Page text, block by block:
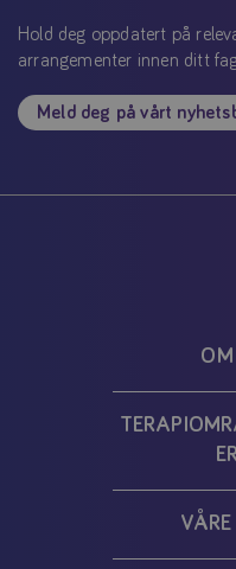
Hold deg oppdatert på
arrangementer innen ditt
Meld deg på vårt
VÅRE